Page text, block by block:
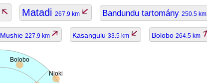
Matadi 267.9 km Bandundu tartomány 250.5 km
Mushie 227.9 km Kasangulu 33.5 km Bolobo 264.5 km
Nioki
Bolobo